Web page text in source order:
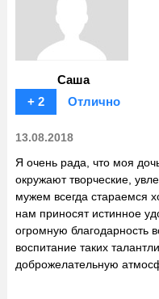
Саша
+ 2
Отлично
13.08.2018
Я очень рада, что моя
окружают творческие,
мужем всегда стараемся
нам приносят истинное
огромную благодарность
воспитание таких
доброжелательную